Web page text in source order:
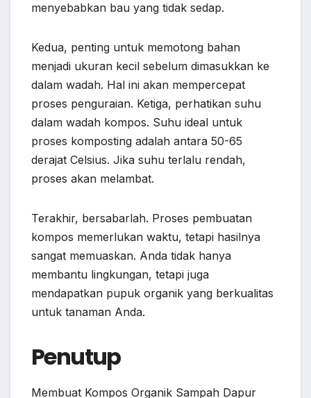
menyebabkan bau yang tidak sedap.
Kedua, penting untuk memotong bahan
menjadi ukuran kecil sebelum dimasukkan ke
dalam wadah. Hal ini akan mempercepat
proses penguraian. Ketiga, perhatikan suhu
dalam wadah kompos. Suhu ideal untuk
proses komposting adalah antara 50-65
derajat Celsius. Jika suhu terlalu rendah,
proses akan melambat.
Terakhir, bersabarlah. Proses pembuatan
kompos memerlukan waktu, tetapi hasilnya
sangat memuaskan. Anda tidak hanya
membantu lingkungan, tetapi juga
mendapatkan pupuk organik yang berkualitas
untuk tanaman Anda.
Penutup
Membuat Kompos Organik Sampah Dapur